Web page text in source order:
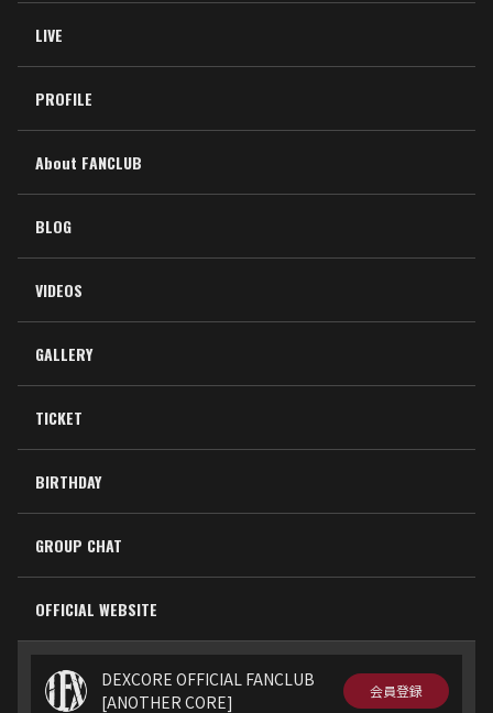
LIVE
PROFILE
About FANCLUB
BLOG
VIDEOS
GALLERY
TICKET
BIRTHDAY
GROUP CHAT
OFFICIAL WEBSITE
DEXCORE OFFICIAL FANCLUB
[ANOTHER CORE]
会員登録